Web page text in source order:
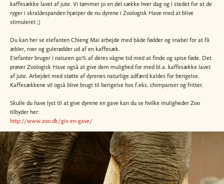
kaffesække lavet af jute. Vi tømmer jo en del sække hver dag og i stedet for at de
ryger i skraldespanden hjælper de nu dyrene i Zoologisk Have med at blive
stimuleret ;)
Du kan her se elefanten Chieng Mai arbejde med både fødder og snabel for at få
æbler, roer og gulerødder ud af en kaffesæk.
Elefanter bruger i naturen 90% af deres vågne tid med at finde og spise føde. Det
prøver Zoologisk Have også at give dem mulighed for med bl.a. kaffesække lavet
af jute. Arbejdet med støtte af dyrenes naturlige adfærd kaldes for berigelse.
Kaffesækkene vil også blive brugt til berigelse hos f.eks. chimpanser og fritter.
Skulle du have lyst til at give dyrene en gave kan du se hvilke muligheder Zoo
tilbyder her:
http://www.zoo.dk/giv-en-gave/